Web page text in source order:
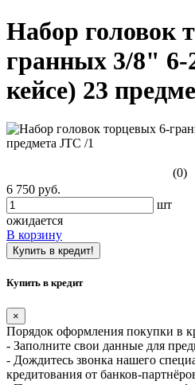
Набор головок
гранных 3/8"
кейсе) 23
(0)
6 750 руб.
шт
ожидается
В корзину
Купить в кредит!
Купить в кредит
×
Порядок оформления покупки в
- Заполните свои данные для
- Дождитесь звонка нашего
кредитования от банков-